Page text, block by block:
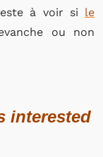
à voir si le
ou non
interested